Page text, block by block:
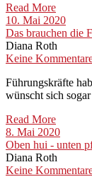
Read More
10. Mai 2020
Das brauchen die
Diana Roth
Keine
Führungskräfte
wünscht sich
Read More
8. Mai 2020
Oben hui - unten
Diana Roth
Keine